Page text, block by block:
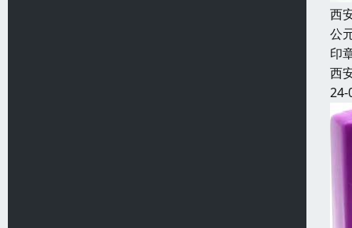
西
公
印
西
24-